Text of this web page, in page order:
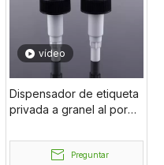
vídeo
Dispensador de etiqueta
privada a granel al por
33/410 38/410 38/400
bomba de loción de
Preguntar